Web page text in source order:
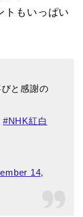
トもいっぱい
と感謝の
#NHK紅白
14,